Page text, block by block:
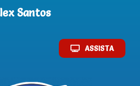
Santos
ASSISTA